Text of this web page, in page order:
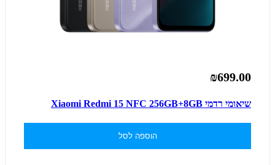
₪699.00
שיאומי רדמי Xiaomi Redmi 15 NFC 256GB+8GB
הוספה לסל